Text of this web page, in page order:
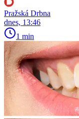
Pražská Drbna
dnes, 13:46
1 min